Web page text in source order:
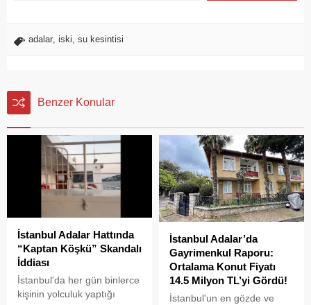
adalar iski su kesintisi
Benzer Konular
İstanbul Adalar Hattında
“Kaptan Köşkü” Skandalı
İddiası
İstanbul'da her gün binlerce
kişinin yolculuk yaptığı
İstanbul Adalar’da
Gayrimenkul Raporu:
Ortalama Konut Fiyatı
14.5 Milyon TL’yi Gördü!
İstanbul'un en gözde ve